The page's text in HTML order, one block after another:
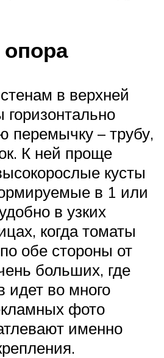
в верхней
перемычку – трубу,
К ней проще
кусты
в 1 или
в узких
когда томаты
обе стороны от
больших, где
идет во много
фото
именно